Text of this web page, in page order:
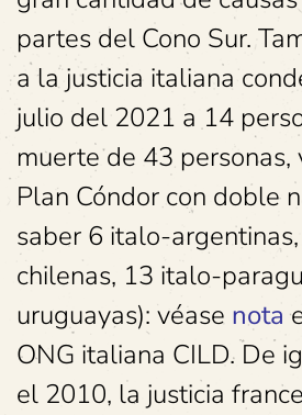
partes del Cono Sur.
a la justicia italiana
julio del 2021 a 14
muerte de 43 personas,
Plan Cóndor con doble
saber 6 italo-
chilenas, 13 italo-
uruguayas): véase nota
ONG italiana CILD. De
el 2010, la justicia